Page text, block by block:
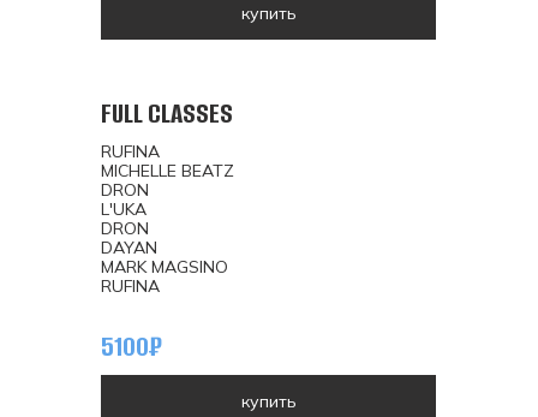
5100₽
FULL CLASSES
RUFINA
MICHELLE BEATZ
DRON
L'UKA
DRON
DAYAN
MARK MAGSINO
RUFINA
купить
купить